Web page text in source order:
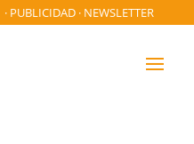
· PUBLICIDAD · NEWSLETTER